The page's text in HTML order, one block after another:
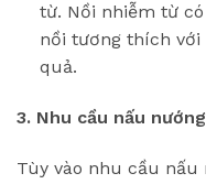
từ. Nồi nhiễm từ
nồi tương thích
quả.
3. Nhu cầu nấu
Tùy vào nhu cầu nấu